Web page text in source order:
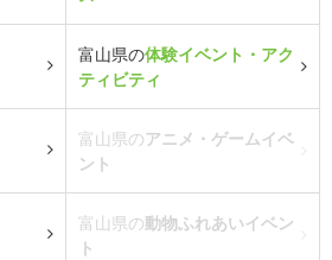
富山県の体験イベント・アク
ティビティ
富山県のアニメ・ゲームイベ
ント
富山県の動物ふれあいイベン
ト